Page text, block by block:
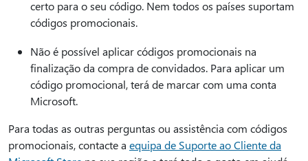
certo para o seu código. Nem todos os países suportam
códigos promocionais.
Não é possível aplicar códigos promocionais na
finalização da compra de convidados. Para aplicar um
código promocional, terá de marcar com uma conta
Microsoft.
Para todas as outras perguntas ou assistência com códigos
promocionais, contacte a equipa de Suporte ao Cliente da